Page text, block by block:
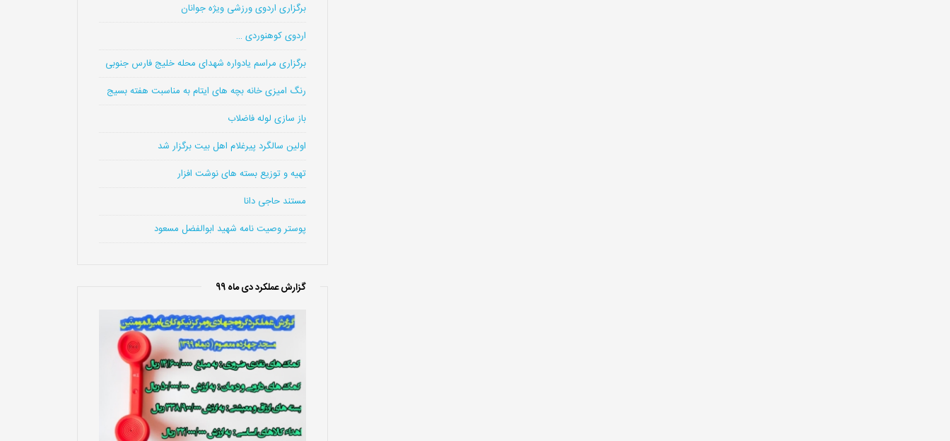
برگزاری اردوی ورزشی ویژه جوانان
اردوی کوهنوردی …
برگزاری مراسم یادواره شهدای محله خلیج فارس جنوبی
رنگ امیزی خانه بچه های ایتام به مناسبت هفته بسیج
باز سازی لوله فاضلاب
اولین سالگرد پیرغلام اهل بیت برگزار شد
تهیه و توزیع بسته های نوشت افزار
مستند حاجی دانا
پوستر وصیت نامه شهید ابوالفضل مسعود
گزارش عملکرد دی ماه 99